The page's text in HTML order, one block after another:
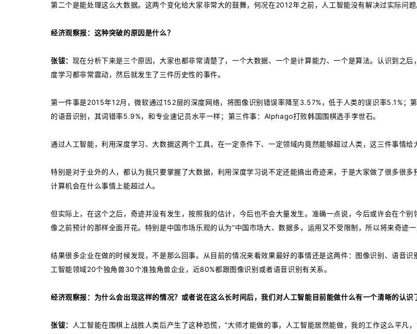
第二个是能处理这么大数据。这两个变化给大家非常大的鼓舞，何况在2012年之前，人工智能没有解决过实际问题
经济观察报：这种突破的原因是什么？
张钹： 现在分析下来是三个原因，大家也都非常清楚了，一个大数据、一个是计算能力、一个是算法。认识到之后
度学习都非常震动，然后就发生了三件历史性的事件。
第一件事是2015年12月，微软通过152层的深度网络，将图像识别错误率降至3.57%，低于人类的误识率5.1%；
的语音识别，其词错率5.9%，和专业速记员水平一样；第三件事：Alphago打败韩国围棋选手李世石。
通过人工智能，利用深度学习、大数据这两个工具，在一定条件下、一定领域内竟然能够超过人类，这三件事情给
特别是对于业外的人，都认为我只要掌握了大数据，利用深度学习说不定还能搞出奇迹来，于是大家做了很多很多
计算机会在什么事情上能超过人。
但实际上，在这个之后，奇迹并没有发生，按照我的估计，今后也不会大量发生。准确一点说，今后或许会在个别
像之前预计的那样全面开花。特别是中国市场乐观的认为“中国市场大、数据多，运用又不受限制，所以将来奇迹一
结果很多企业在做的时候发现，不是那么回事。从目前的情况来看效果最好的事情还是这两件：图像识别、语音识
工智能领域20个独角兽30个准独角兽企业，近80%都跟图像识别或者语音识别有关系。
经济观察报：为什么会出现这样的情况？或者说在这么长时间后，我们对人工智能目前能做什么有一个清晰的认识
张钹：
人工智能在围棋上战胜人类后产生了这种恐慌，“大师才能做的事，人工智能居然能做，我的工作这么平凡，